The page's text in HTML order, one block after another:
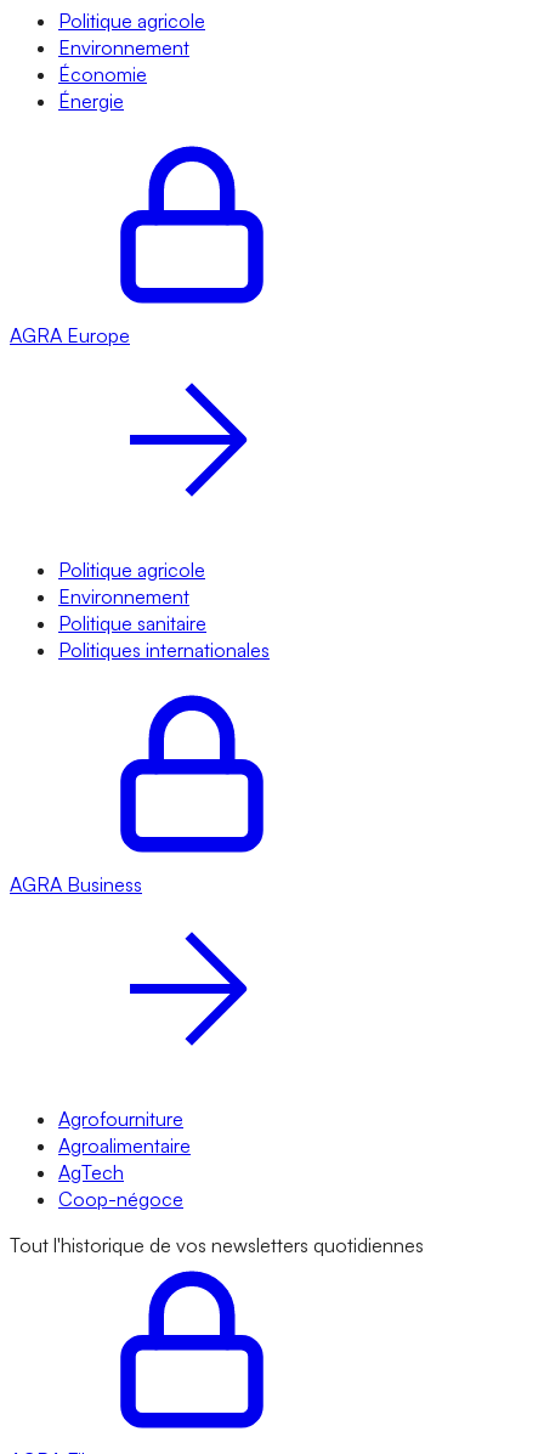
Politique agricole
Environnement
Économie
Énergie
AGRA Europe
Politique agricole
Environnement
Politique sanitaire
Politiques internationales
AGRA Business
Agrofourniture
Agroalimentaire
AgTech
Coop-négoce
Tout l'historique de vos newsletters quotidiennes